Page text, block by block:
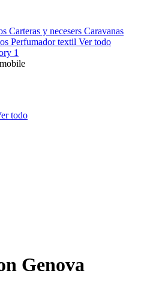
Carteras y necesers Caravanas
Perfumador textil Ver todo
todo
Genova